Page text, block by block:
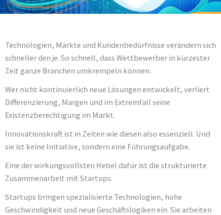
Technologien, Märkte und Kundenbedürfnisse verändern sich
schneller den je. So schnell, dass Wettbewerber in kürzester
Zeit ganze Branchen umkrempeln können.
Wer nicht kontinuierlich neue Lösungen entwickelt, verliert
Differenzierung, Margen und im Extremfall seine
Existenzberechtigung im Markt.
Innovationskraft ist in Zeiten wie diesen also essenziell. Und
sie ist keine Initiative, sondern eine Führungsaufgabe.
Eine der wirkungsvollsten Hebel dafür ist die strukturierte
Zusammenarbeit mit Startups.
Startups bringen spezialisierte Technologien, hohe
Geschwindigkeit und neue Geschäftslogiken ein. Sie arbeiten